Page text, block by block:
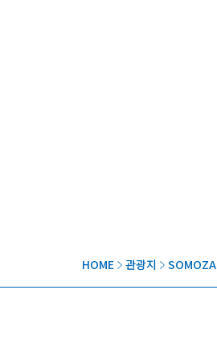
HOME 관광지 SOMOZA